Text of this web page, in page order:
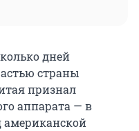
дней
страны
признал
аппарата — в
американской